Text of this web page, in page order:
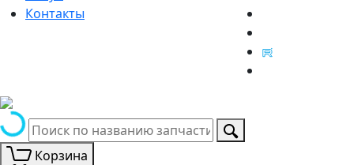
Контакты
Корзина